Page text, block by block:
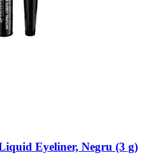
Eyeliner, Negru (3 g)